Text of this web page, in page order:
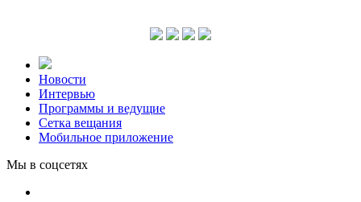
Новости
Интервью
Программы и ведущие
Сетка вещания
Мобильное приложение
Мы в соцсетях